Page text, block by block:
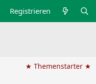
Registrieren
★ Themenstarter ★